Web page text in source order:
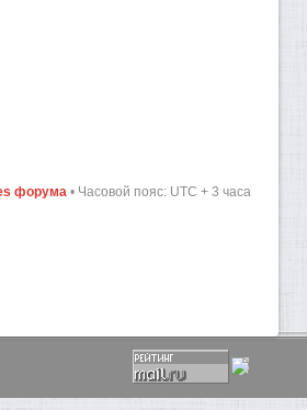
форума • Часовой пояс: UTC + 3 часа